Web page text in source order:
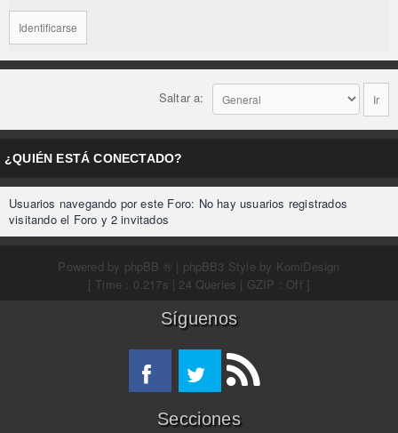
Saltar a:
¿QUIÉN ESTÁ CONECTADO?
Usuarios navegando por este Foro: No hay usuarios registrados
visitando el Foro y 2 invitados
Powered by phpBB ® | phpBB3 Style by KomiDesign
[ Time : 0.217s | 24 Queries | GZIP : Off ]
Síguenos
Secciones